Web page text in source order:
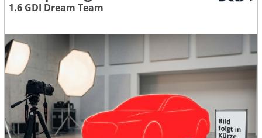
1.6 GDI Dream Team